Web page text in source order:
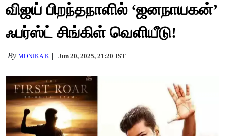
விஜய் பிறந்தநாளில் ‘ஜனநாயகன்’
ஃபர்ஸ்ட் சிங்கிள் வெளியீடு!
ByMONIKA K Jun 20, 2025, 21:20 IST